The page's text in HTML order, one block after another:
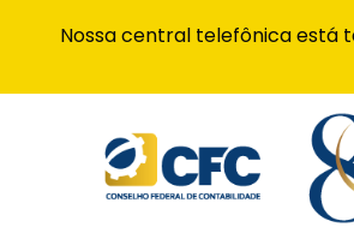
Nossa central telefônica está